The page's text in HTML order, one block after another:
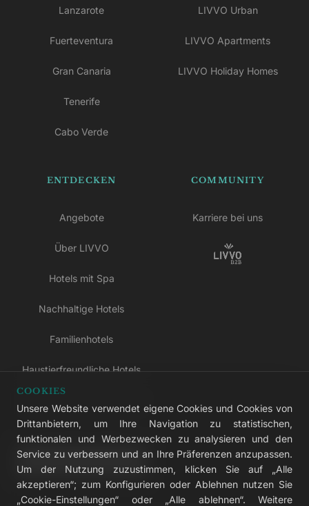
Lanzarote
Fuerteventura
Gran Canaria
Tenerife
Cabo Verde
LIVVO Urban
LIVVO Apartments
LIVVO Holiday Homes
ENTDECKEN
Angebote
Über LIVVO
Hotels mit Spa
Nachhaltige Hotels
Familienhotels
Haustierfreundliche Hotels
All-inclusive-Hotels
LIVVO Plus
COMMUNITY
Karriere bei uns
COOKIES
Unsere Website verwendet eigene Cookies und Cookies von
Drittanbietern, um Ihre Navigation zu statistischen,
funktionalen und Werbezwecken zu analysieren und den
Service zu verbessern und an Ihre Präferenzen anzupassen.
Um der Nutzung zuzustimmen, klicken Sie auf „Alle
akzeptieren“; zum Konfigurieren oder Ablehnen nutzen Sie
„Cookie-Einstellungen“ oder „Alle ablehnen“. Weitere